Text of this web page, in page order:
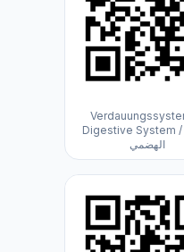
Digestive System / الجهاز
الهضمي